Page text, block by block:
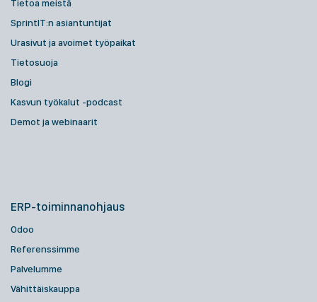
Tietoa meistä
SprintIT:n asiantuntijat
Urasivut ja avoimet työpaikat
Tietosuoja
Blogi
Kasvun työkalut -podcast
Demot ja webinaarit
ERP-toiminnanohjaus
Odoo
Referenssimme
Palvelumme
Vähittäiskauppa